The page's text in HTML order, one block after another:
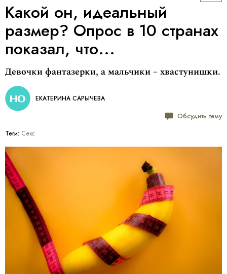
Какой он, идеальный
размер? Опрос в 10 странах
показал, что...
Девочки фантазерки, а мальчики – хвастунишки.
ЕКАТЕРИНА САРЫЧЕВА
Обсудить тему
Теги: Секс